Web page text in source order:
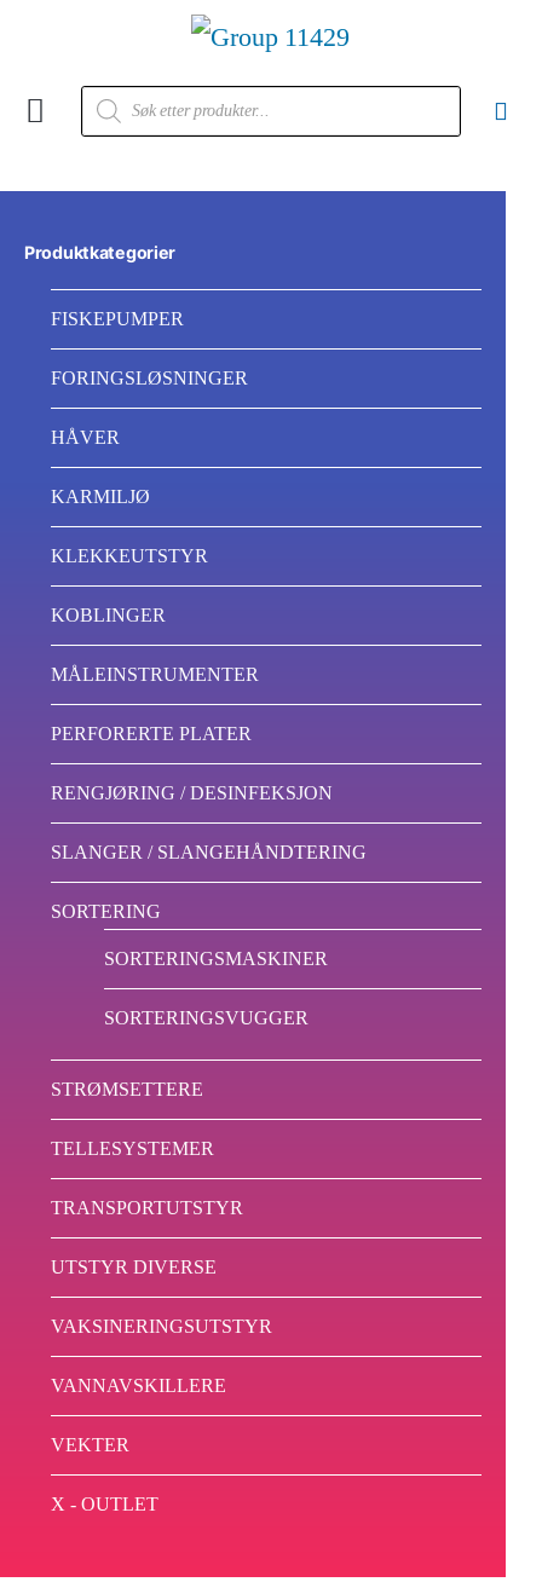
Produktkategorier
FISKEPUMPER
FORINGSLØSNINGER
HÅVER
KARMILJØ
KLEKKEUTSTYR
KOBLINGER
MÅLEINSTRUMENTER
PERFORERTE PLATER
RENGJØRING / DESINFEKSJON
SLANGER / SLANGEHÅNDTERING
SORTERING
SORTERINGSMASKINER
SORTERINGSVUGGER
STRØMSETTERE
TELLESYSTEMER
TRANSPORTUTSTYR
UTSTYR DIVERSE
VAKSINERINGSUTSTYR
VANNAVSKILLERE
VEKTER
X - OUTLET